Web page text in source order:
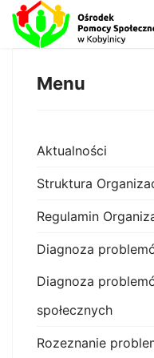
Menu
Aktualności
Struktura
Regulamin
Diagnoza
Diagnoza
społecznych
Rozeznanie